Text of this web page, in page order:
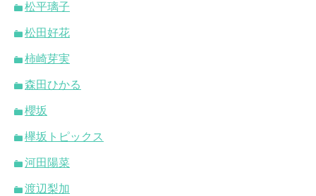
松平璃子
松田好花
柿崎芽実
森田ひかる
櫻坂
欅坂トピックス
河田陽菜
渡辺梨加